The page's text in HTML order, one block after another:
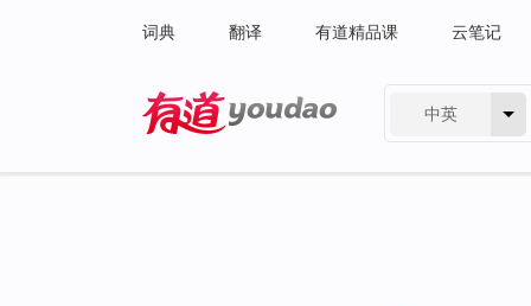
词典 翻译 有道精品课 云笔记
中英